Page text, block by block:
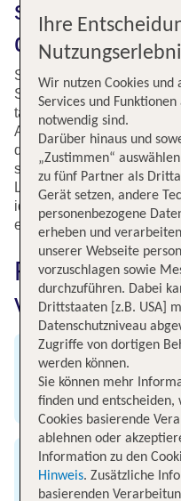
schnell und
die Stadt der
Steht Dir der Sinn nach
Städtetrip nach Paris ist
täglichen Einerlei suchst.
Angebot an attraktiven
der kurzen Flugzeit von
sich bereits ein
Lieblingsmenschen oder
ideale Destination für
entspannten Städtetrip.
von
Abflug
Flughafen München
Ankunft
Ihre
Wir nutzen Cookies und
Services und
notwendig sind.
Darüber hinaus und
„Zustimmen“
zu fünf Partner als
Gerät setzen, andere
personenbezogene
erheben und
unserer Webseite
vorzuschlagen sowie
durchzuführen. Dabei
Drittstaaten [z.B. USA]
Datenschutzniveau
Zugriffe von dortigen
werden können.
Sie können mehr
finden und entscheiden,
Cookies basierende
ablehnen oder
Information zu den
Hinweis. Zusätzliche
basierenden